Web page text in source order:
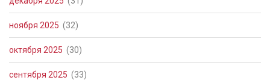
ноября 2025 (32)
октября 2025 (30)
сентября 2025 (33)